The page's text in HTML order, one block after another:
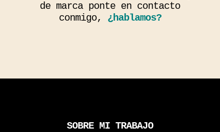
de marca ponte en contacto
conmigo, ¿hablamos?
SOBRE MI TRABAJO